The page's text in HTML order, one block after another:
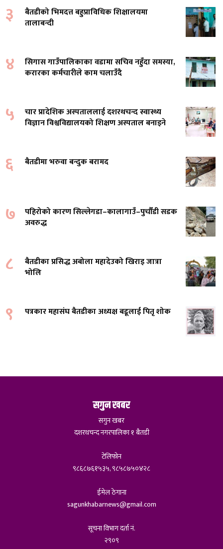
३
बैतडीको भिमदत्त बहुप्राविधिक शिक्षालयमा
तालाबन्दी
४
सिगास गाउँपालिकाका वडामा सचिव नहुँदा समस्या,
करारका कर्मचारीले काम चलाउँदै
५
चार प्रादेशिक अस्पताललाई दशरथचन्द स्वास्थ्य
विज्ञान विश्वविद्यालयको शिक्षण अस्पताल बनाइने
६ बैतडीमा भरुवा बन्दुक बरामद
७
पहिरोको कारण सिल्लेगडा–कालागाउँ–पुर्चौंडी सडक
अवरुद्ध
८
बैतडीका प्रसिद्ध अबोला महादेउको खिराइ जात्रा
भोलि
९ पत्रकार महासंघ बैतडीका अध्यक्ष बडूलाई पितृ शोक
सगुन खबर
सगुन खबर
दशरथचन्द नगरपालिका १ बैतडी
टेलिफोन
९८६८७६१५३५, ९८५८७५०४२८
ईमेल ठेगाना
sagunkhabarnews@gmail.com
सूचना विभाग दर्ता नं.
२९०९